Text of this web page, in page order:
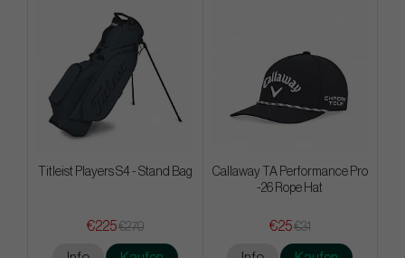
Titleist Players S4 - Stand Bag
€225€270
Callaway TA Performance Pro
-26 Rope Hat
€25€31